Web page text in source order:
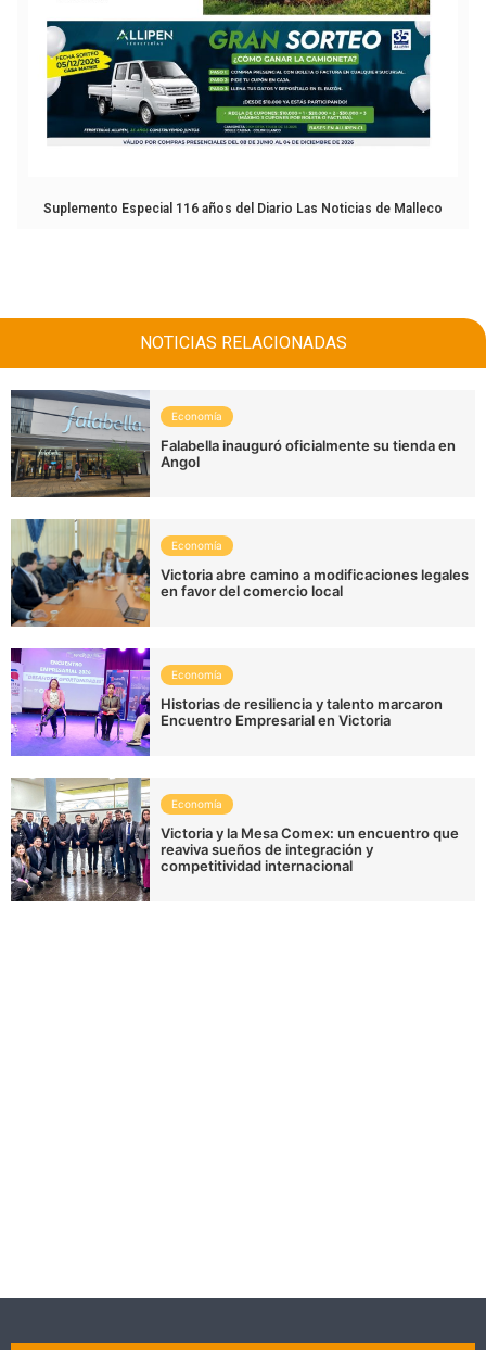
Suplemento Especial 116 años del Diario Las Noticias de Malleco
NOTICIAS RELACIONADAS
Economía
Falabella inauguró oficialmente su tienda en
Angol
Economía
Victoria abre camino a modificaciones legales
en favor del comercio local
Economía
Historias de resiliencia y talento marcaron
Encuentro Empresarial en Victoria
Economía
Victoria y la Mesa Comex: un encuentro que
reaviva sueños de integración y
competitividad internacional